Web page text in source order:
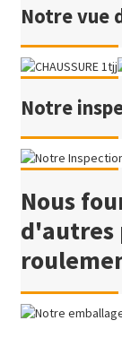
Notre vue
Notre
Nous
d'autres